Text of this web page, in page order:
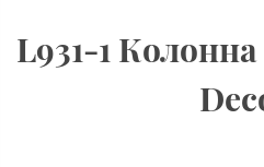
L931-1